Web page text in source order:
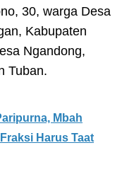
30, warga Desa
Kabupaten
Ngandong,
Tuban.
Mbah
Harus Taat